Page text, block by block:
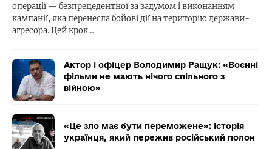
операції — безпрецедентної за задумом і виконанням
кампанії, яка перенесла бойові дії на територію держави-
агресора. Цей крок…
Актор і офіцер Володимир Ращук: «Воєнні
фільми не мають нічого спільного з
війною»
«Це зло має бути переможене»: історія
українця, який пережив російський полон